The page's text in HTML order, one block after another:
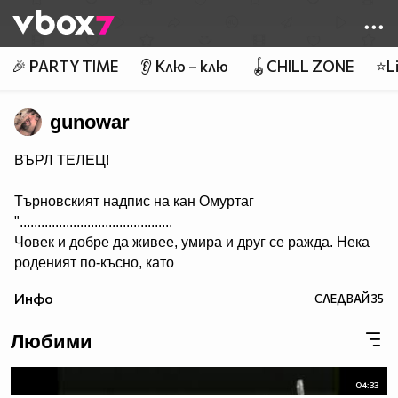
👾
🎉 PARTY TIME 👂 Клю – клю 🪀CHILL ZONE
gunowar
ВЪРЛ ТЕЛЕЦ!
Търновският надпис на кан Омуртаг
"...........................................
Човек и добре да живее, умира и друг се ражда. Нека
роденият по-късно, като
направил. А името на архонта е Омуртаг, кана сюбиги.
...........
Инфо СЛЕДВАЙ35
Любими
04:33